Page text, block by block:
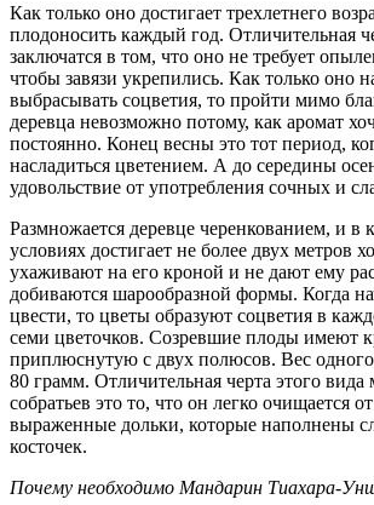
Как только оно достигает трехлетнего
плодоносить каждый год. Отличительная
заключатся в том, что оно не требует
чтобы завязи укрепились. Как только оно
выбрасывать соцветия, то пройти мимо
деревца невозможно потому, как аромат
постоянно. Конец весны это тот период,
насладиться цветением. А до середины
удовольствие от употребления сочных и
Размножается деревце черенкованием, и в
условиях достигает не более двух метров
ухаживают на его кроной и не дают ему
добиваются шарообразной формы. Когда
цвести, то цветы образуют соцветия в
семи цветочков. Созревшие плоды имеют
приплюснутую с двух полюсов. Вес одного
80 грамм. Отличительная черта этого вида
собратьев это то, что он легко очищается
выраженные дольки, которые наполнены
косточек.
Почему необходимо Мандарин Тиахара-